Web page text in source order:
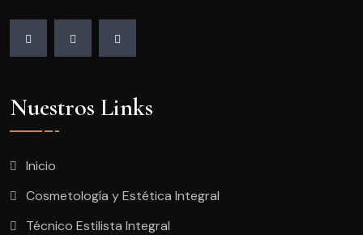
Nuestros Links
Inicio
Cosmetología y Estética Integral
Técnico Estilista Integral